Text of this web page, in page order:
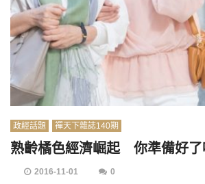
政經話題 禪天下雜誌140期
熟齡橘色經濟崛起 你準備好了
2016-11-01 0